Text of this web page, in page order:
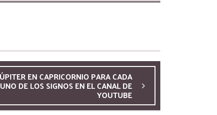
EN CAPRICORNIO PARA CADA
UNO DE LOS SIGNOS EN EL CANAL DE
YOUTUBE